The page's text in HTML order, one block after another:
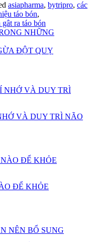
asiapharma, bytripro, các
táo bón,
ra táo bón
NHỮNG
ĐỘT QUỴ
VÀ DUY TRÌ NÃO
ĐỂ KHỎE